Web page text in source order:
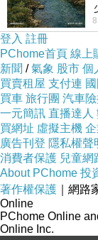
平。當主角
不斷喃喃重
必須越過眼
禮、瘋癲、
現實背後，
表達來自主
守錢財的卑
主角曾問父
親回答：因
因為有那麼
有那麼多無
登入 註冊
PChome首頁 線上
新聞 /氣象 股市 個
買賣租屋 支付連
買車 旅行團 汽車
一元簡訊 直播達人
買網址 虛擬主機
廣告刊登 隱私權聲
消費者保護 兒童網
About PChome 投
著作權保護 ｜網
Online
PChome Online
Online Inc.